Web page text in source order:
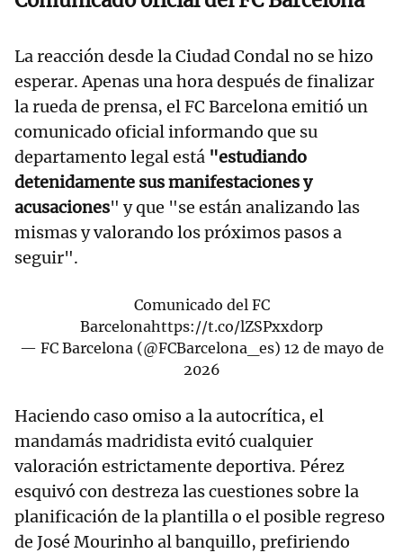
La reacción desde la Ciudad Condal no se hizo
esperar. Apenas una hora después de finalizar
la rueda de prensa, el FC Barcelona emitió un
comunicado oficial informando que su
departamento legal está "estudiando
detenidamente sus manifestaciones y
acusaciones" y que "se están analizando las
mismas y valorando los próximos pasos a
seguir".
Comunicado del FC
Barcelonahttps://t.co/lZSPxxdorp
— FC Barcelona (@FCBarcelona_es) 12 de mayo de
2026
Haciendo caso omiso a la autocrítica, el
mandamás madridista evitó cualquier
valoración estrictamente deportiva. Pérez
esquivó con destreza las cuestiones sobre la
planificación de la plantilla o el posible regreso
de José Mourinho al banquillo, prefiriendo